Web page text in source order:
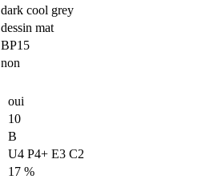
dark cool grey
dessin mat
BP15
non
oui
10
B
U4 P4+ E3 C2
17 %